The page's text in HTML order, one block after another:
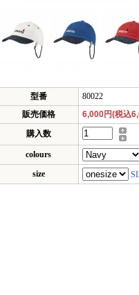
型番
80022
販売価格
6,000円(税込
購入数
colours
size